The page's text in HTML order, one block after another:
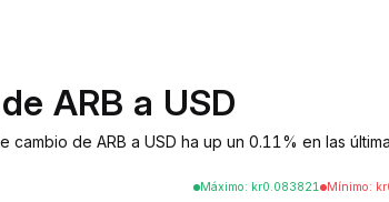
ARB a USD
de ARB a USD ha up un 0.11% en las
Máximo: kr0.083821 Mínimo: kr